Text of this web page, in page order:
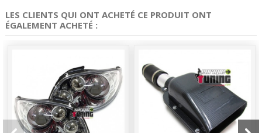
LES CLIENTS QUI ONT ACHETÉ CE PRODUIT ONT
ÉGALEMENT ACHETÉ :